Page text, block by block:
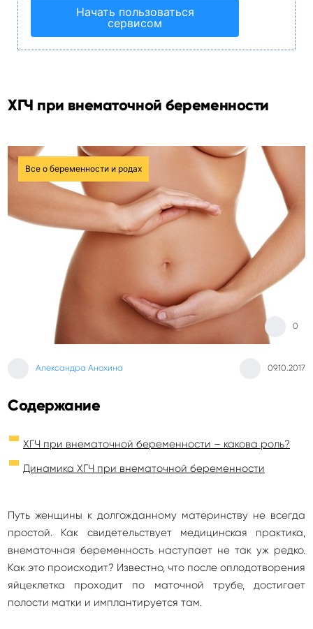
Начать пользоваться
сервисом
ХГЧ при внематочной беременности
Все о беременности и родах
Александра Анохина 09.10.2017
0
Содержание
ХГЧ при внематочной беременности – какова роль?
Динамика ХГЧ при внематочной беременности
Путь женщины к долгожданному материнству не всегда
простой. Как свидетельствует медицинская практика,
внематочная беременность наступает не так уж редко.
Как это происходит? Известно, что после оплодотворения
яйцеклетка проходит по маточной трубе, достигает
полости матки и имплантируется там.